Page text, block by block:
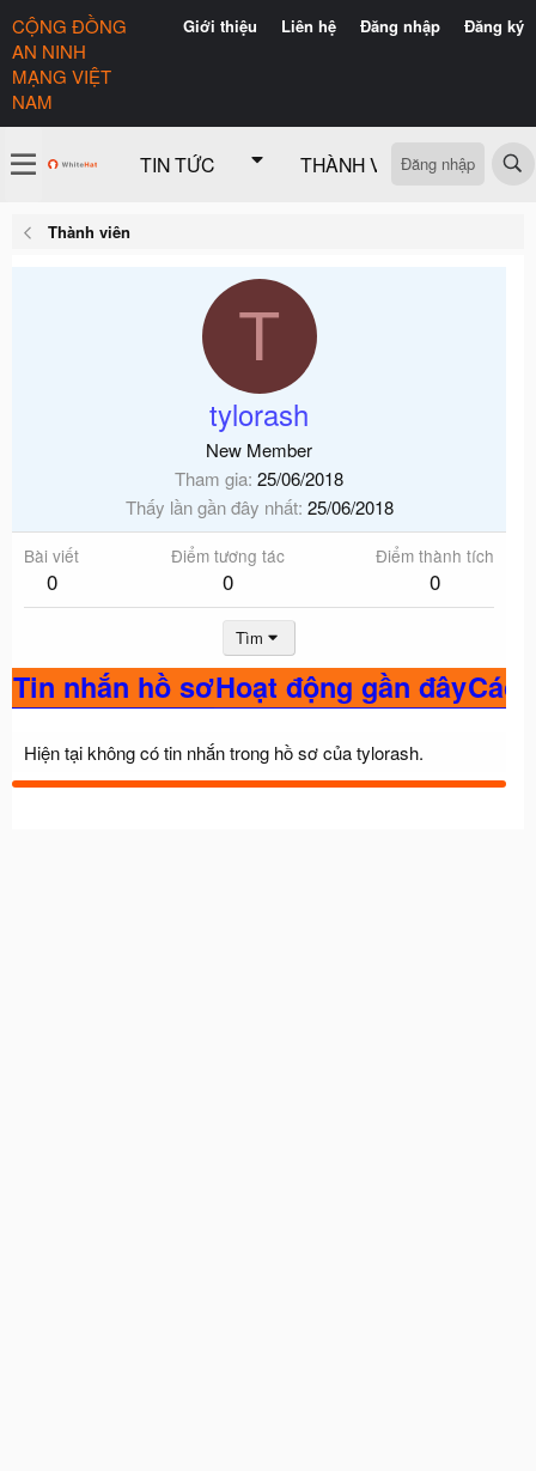
Đăng nhập
Thành viên
tylorash
New Member
Tham gia
25/06/2018
Thấy lần gần đây nhất
Điểm tương tác
0
Tìm
Tin nhắn hồ sơ Hoạt động gần đây Các bài đăng Giới thiệu
Hiện tại không có tin nhắn trong hồ sơ của tylorash.